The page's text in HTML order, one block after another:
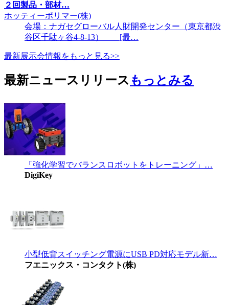
２回製品・部材…
ホッティーポリマー(株)
会場：ナガセグローバル人財開発センター（東京都渋
谷区千駄ヶ谷4-8-13） [最…
最新展示会情報をもっと見る>>
最新ニュースリリース もっとみる
「強化学習でバランスロボットをトレーニング」…
DigiKey
小型低背スイッチング電源にUSB PD対応モデル新…
フエニックス・コンタクト(株)